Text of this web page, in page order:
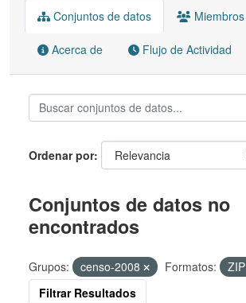
Conjuntos de datos Miembros
Acerca de Flujo de Actividad
Ordenar por
Conjuntos de datos no
encontrados
Grupos: censo-2008 Formatos:
ZIP
Filtrar Resultados